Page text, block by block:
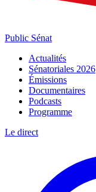
Public Sénat
Actualités
Sénatoriales 2026
Émissions
Documentaires
Podcasts
Programme
Le direct